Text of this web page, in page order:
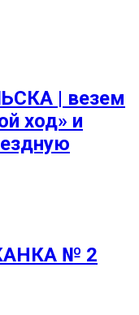
| везем
ход» и
№ 2